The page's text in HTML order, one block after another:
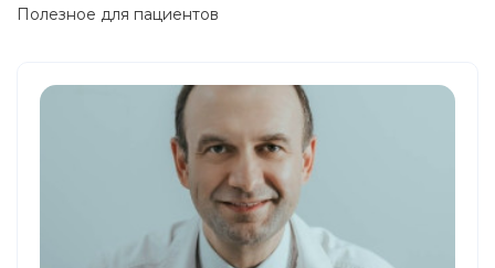
Полезное для пациентов